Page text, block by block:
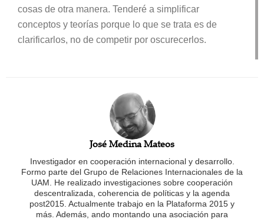
cosas de otra manera. Tenderé a simplificar
conceptos y teorías porque lo que se trata es de
clarificarlos, no de competir por oscurecerlos.
José Medina Mateos
Investigador en cooperación internacional y desarrollo.
Formo parte del Grupo de Relaciones Internacionales de la
UAM. He realizado investigaciones sobre cooperación
descentralizada, coherencia de políticas y la agenda
post2015. Actualmente trabajo en la Plataforma 2015 y
más. Además, ando montando una asociación para